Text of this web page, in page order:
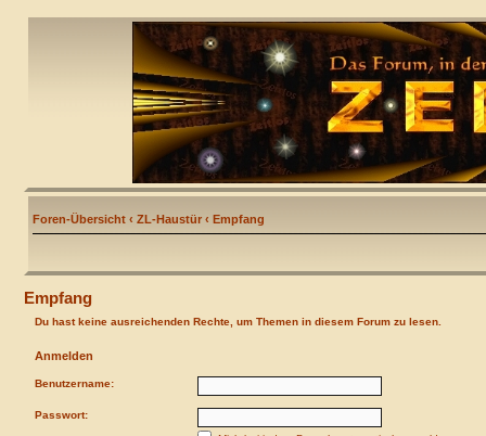
Foren-Übersicht ‹ ZL-Haustür ‹ Empfang
Empfang
Du hast keine ausreichenden Rechte, um Themen in diesem Forum zu lesen.
Anmelden
Benutzername:
Passwort: